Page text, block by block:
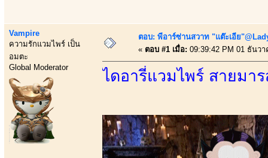
Vampire
ความรักแวมไพร์ เป็น
อมตะ
Global Moderator
ตอบ: พีอาร์ซ่านสวาท "แต๊ะเอีย
« ตอบ #1 เมื่อ: 09:39:42 PM 01 ธันว
ไดอารี่แวมไพร์ สายมา